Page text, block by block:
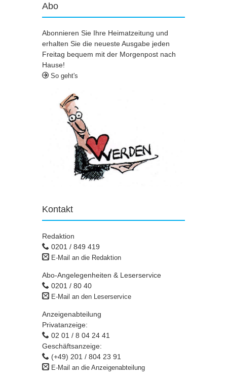
Abo
Abonnieren Sie Ihre Heimatzeitung und
erhalten Sie die neueste Ausgabe jeden
Freitag bequem mit der Morgenpost nach
Hause!
So geht's
Kontakt
Redaktion
0201 / 849 419
E-Mail an die Redaktion
Abo-Angelegenheiten & Leserservice
0201 / 80 40
E-Mail an den Leserservice
Anzeigenabteilung
Privatanzeige:
02 01 / 8 04 24 41
Geschäftsanzeige:
(+49) 201 / 804 23 91
E-Mail an die Anzeigenabteilung